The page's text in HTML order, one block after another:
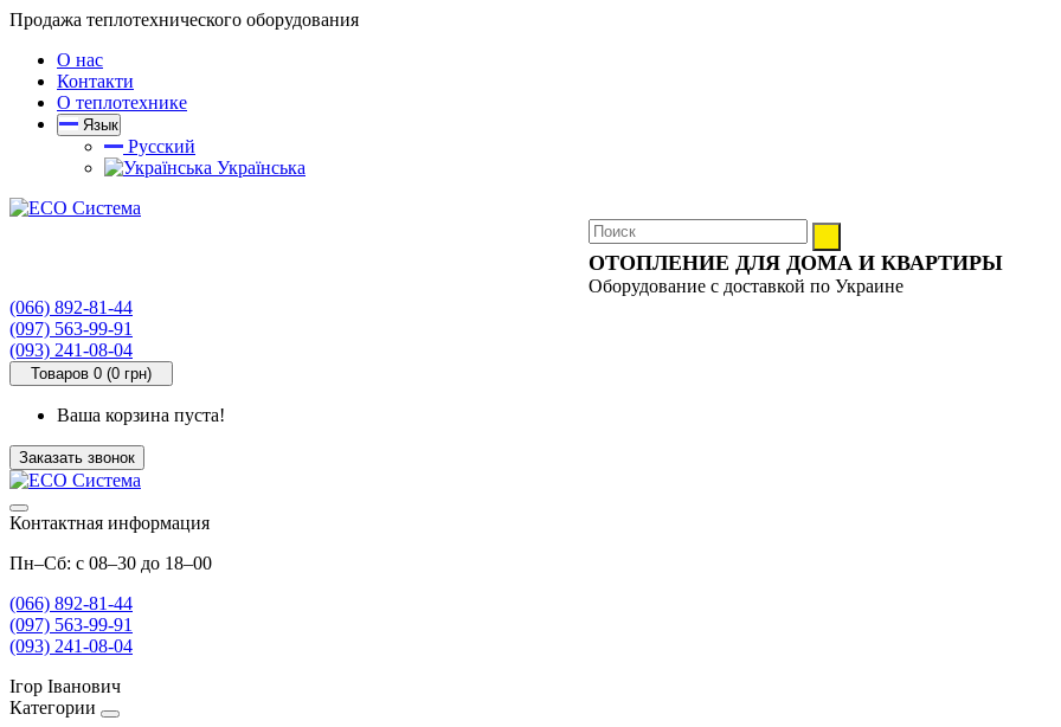
Продажа теплотехнического оборудования
О нас
Контакти
О теплотехнике
Язык
Русский
Українська
ОТОПЛЕНИЕ ДЛЯ ДОМА И КВАРТИРЫ
Оборудование с доставкой по Украине
(066) 892-81-44
(097) 563-99-91
(093) 241-08-04
Товаров 0 (0 грн)
Ваша корзина пуста!
Заказать звонок
Контактная информация
Пн–Сб: с 08–30 до 18–00
(066) 892-81-44
(097) 563-99-91
(093) 241-08-04
Ігор Іванович
Категории